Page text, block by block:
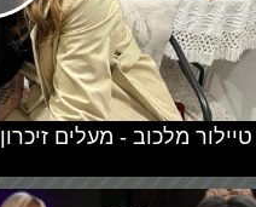
טיילור מלכוב - מעלים זיכרון